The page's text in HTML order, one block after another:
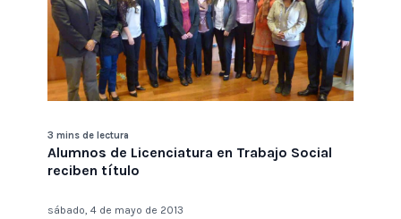
3 mins de lectura
Alumnos de Licenciatura en Trabajo Social
reciben título
sábado, 4 de mayo de 2013